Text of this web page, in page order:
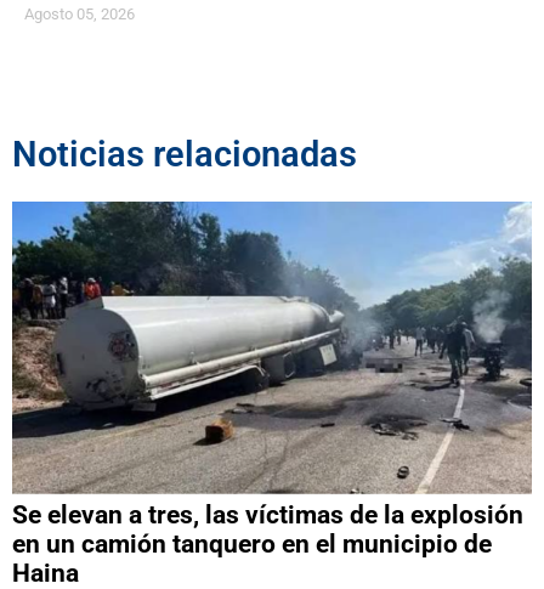
Agosto 05, 2026
Noticias relacionadas
Se elevan a tres, las víctimas de la explosión
en un camión tanquero en el municipio de
Haina